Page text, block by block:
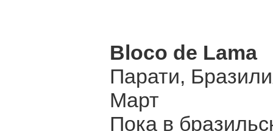
Bloco de Lama
Парати,
Март
Пока в